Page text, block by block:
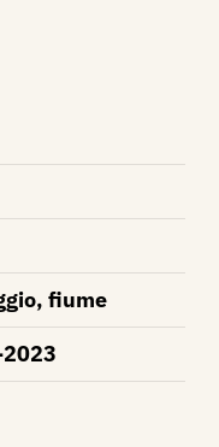
fiume